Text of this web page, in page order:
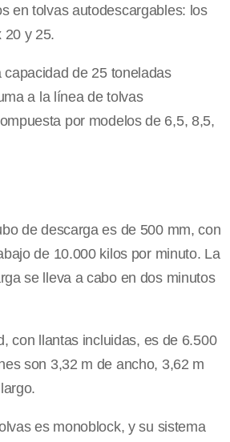
en tolvas autodescargables: los
20 y 25.
de 25 toneladas
a la línea de tolvas
por modelos de 6,5, 8,5,
de descarga es de 500 mm, con
de 10.000 kilos por minuto. La
se lleva a cabo en dos minutos
con llantas incluidas, es de 6.500
son 3,32 m de ancho, 3,62 m
es monoblock, y su sistema